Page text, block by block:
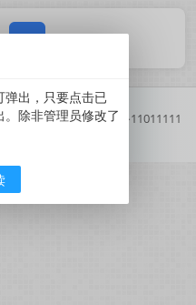
1
搭建.// 京ICP备11011111
弹出，只要点击已
除非管理员修改了